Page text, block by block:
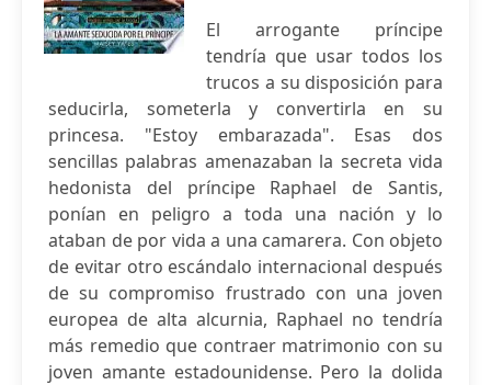
El arrogante príncipe
tendría que usar todos los
trucos a su disposición para
seducirla, someterla y convertirla en su
princesa. "Estoy embarazada". Esas dos
sencillas palabras amenazaban la secreta vida
hedonista del príncipe Raphael de Santis,
ponían en peligro a toda una nación y lo
ataban de por vida a una camarera. Con objeto
de evitar otro escándalo internacional después
de su compromiso frustrado con una joven
europea de alta alcurnia, Raphael no tendría
más remedio que contraer matrimonio con su
joven amante estadounidense. Pero la dolida